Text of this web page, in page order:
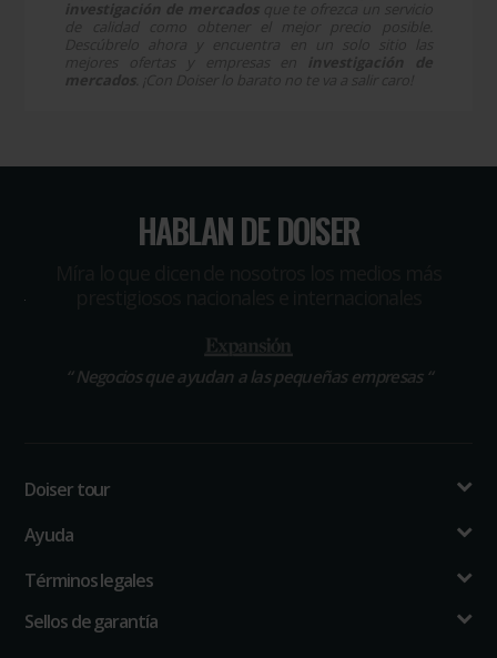
HABLAN DE DOISER
“Negocios que ayudan a las pequeñas empresas “
Doiser tour
Ayuda
Términos legales
Sellos de garantía